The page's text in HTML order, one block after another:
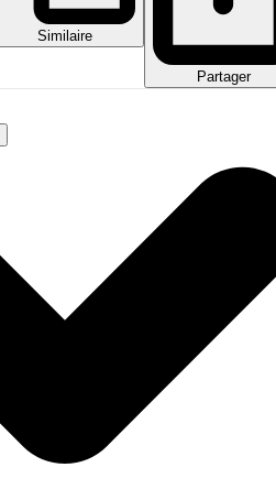
Similaire
Partager